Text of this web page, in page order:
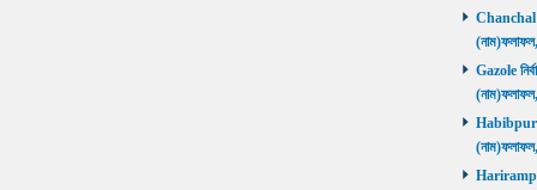
Chanchal
Gazole
Habibpur